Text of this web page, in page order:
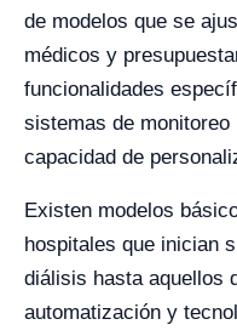
de modelos que se
médicos y
funcionalidades
sistemas de
capacidad de
Existen modelos
hospitales que inician
diálisis hasta aquellos
automatización y